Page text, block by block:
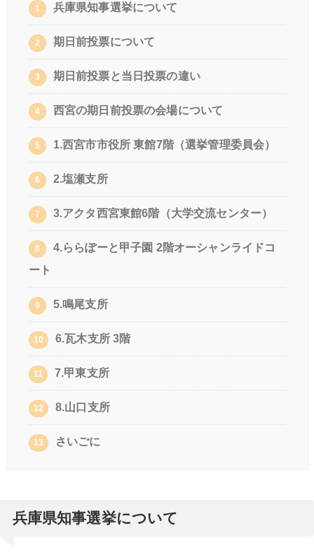
1 兵庫県知事選挙について
2 期日前投票について
3 期日前投票と当日投票の違い
4 西宮の期日前投票の会場について
5 1.西宮市市役所 東館7階（選挙管理委員会）
6 2.塩瀬支所
7 3.アクタ西宮東館6階（大学交流センター）
8
4.ららぽーと甲子園 2階オーシャンライドコ
ート
9 5.鳴尾支所
10 6.瓦木支所 3階
11 7.甲東支所
12 8.山口支所
13 さいごに
兵庫県知事選挙について